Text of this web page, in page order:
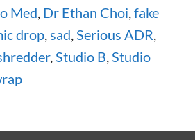
Med, Dr Ethan Choi,fake
drop,sad,Serious ADR,
,Studio B,Studio